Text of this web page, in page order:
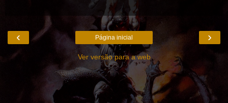
‹ ›
Página inicial
Ver versão para a web